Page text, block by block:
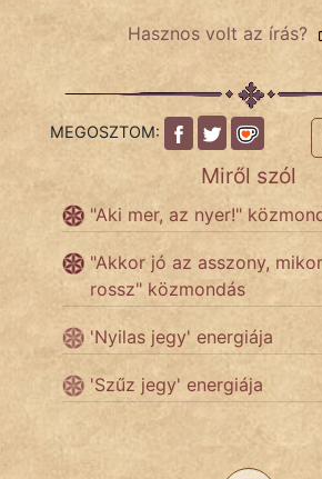
Hasznos volt az írás?
MEGOSZTOM:
Miről szól
"Aki mer, az nyer!"
"Akkor jó az asszony,
rossz" közmondás
'Nyilas jegy' energiája
'Szűz jegy' energiája